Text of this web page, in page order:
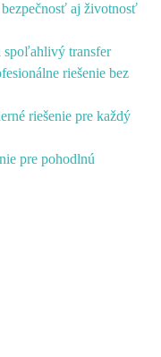
aj životnosť
spoľahlivý transfer
riešenie bez
riešenie pre každý
pre pohodlnú